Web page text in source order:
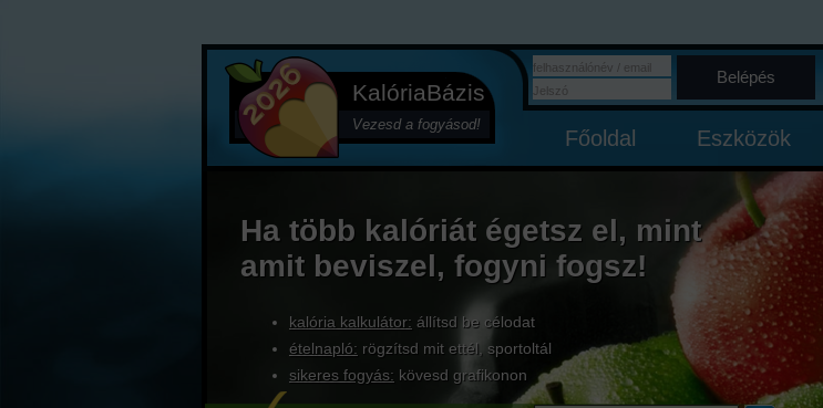
KalóriaBázis
Vezesd a fogyásod!
Belépés
Főoldal Eszközök
Ha több kalóriát égetsz el, mint
amit beviszel, fogyni fogsz!
kalória kalkulátor: állítsd be célodat
ételnapló: rögzítsd mit ettél, sportoltál
sikeres fogyás: kövesd grafikonon